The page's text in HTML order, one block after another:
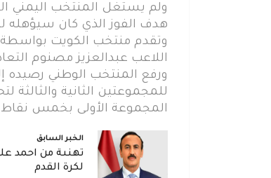
ولم يستغل المنتخب اليمني
هدف الفوز الذي كان سيؤهله
وتقدم منتخب الكويت
اللاعب عبدالعزيز مصنوم
ورفع المنتخب الوطني رصيده
للمجموعتين الثانية
المجموعة الأولى بخمس نقاط
الخبر السابق
تهنىة من احمد
لكرة القدم